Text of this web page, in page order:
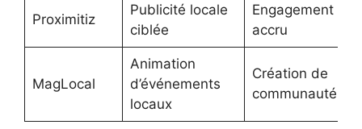
Proximitiz
Publicité locale
ciblée
Engagement
accru
MagLocal
Animation
d’événements
locaux
Création de
communauté